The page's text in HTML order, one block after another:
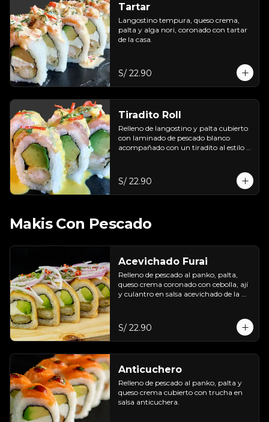
Tartar
Langostino tempura, queso crema,
palta y alga nori, coronado con tartar
de la casa.
S/ 22.90
Tiradito Roll
Relleno de langostino y palta cubierto
con laminado de pescado blanco
acompañado con un tiradito al estilo
S/ 22.90
Makis Con Pescado
Acevichado Furai
Relleno de pescado al panko, palta,
queso crema coronado con cebolla, ají
y culantro en salsa acevichado de la
S/ 22.90
Anticuchero
Relleno de pescado al panko, palta y
queso crema cubierto con trucha en
salsa anticuchera.